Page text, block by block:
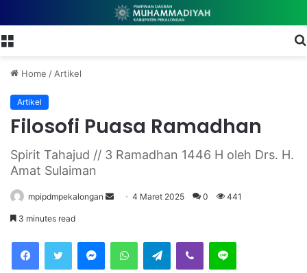
Home /Artikel
Artikel
Filosofi Puasa Ramadhan
Spirit Tahajud // 3 Ramadhan 1446 H oleh Drs. H.
Amat Sulaiman
mpipdmpekalongan 4 Maret 2025 0 441
3 minutes read
Telegram